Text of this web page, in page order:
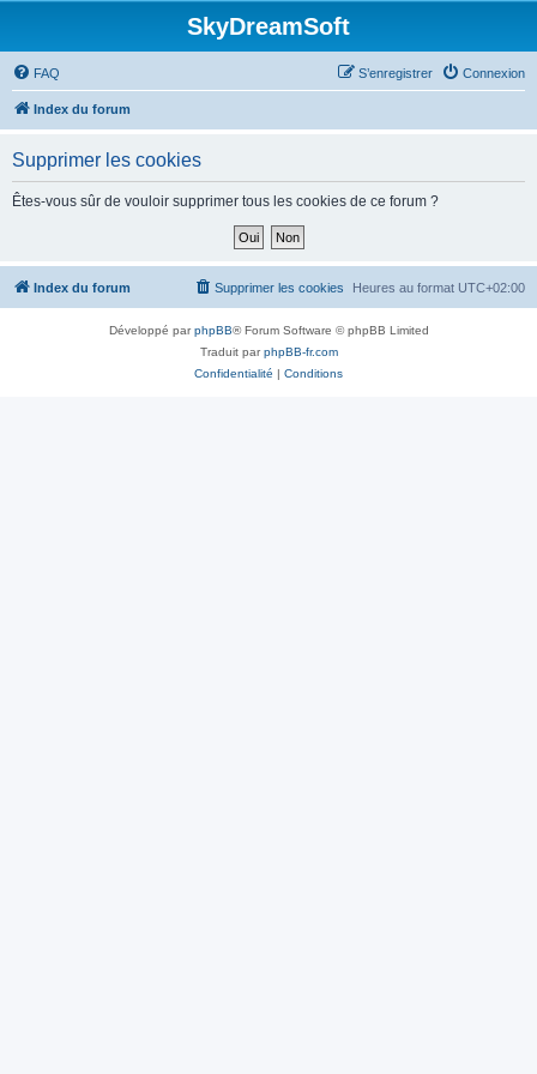
SkyDreamSoft
FAQ Connexion
S’enregistrer
Index du forum
Supprimer les cookies
Êtes-vous sûr de vouloir supprimer tous les cookies de ce forum ?
Index du forum Heures au format UTC+02:00
Supprimer les cookies
Développé parphpBB® Forum Software © phpBB Limited
Traduit parphpBB-fr.com
Confidentialité | Conditions